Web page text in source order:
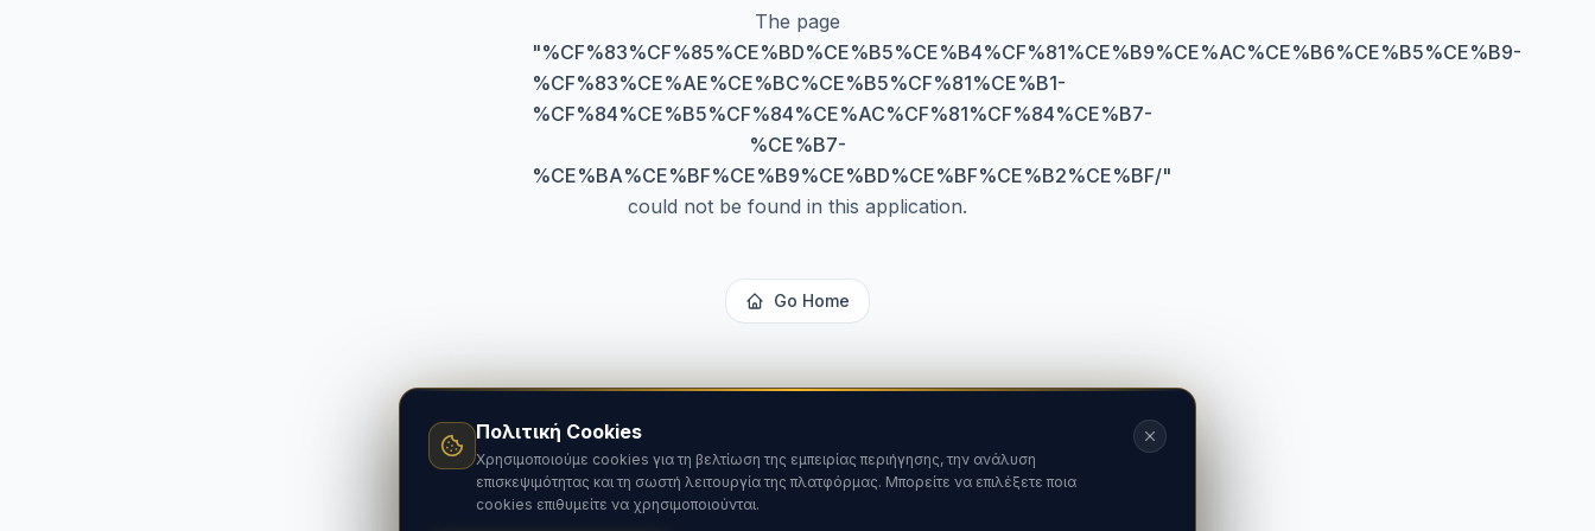
The page
"%CF%83%CF%85%CE%BD%CE%B5%CE%B4%CF%81%CE%B9%CE%AC%CE%B6%CE%B5%CE%B9-
%CF%83%CE%AE%CE%BC%CE%B5%CF%81%CE%B1-
%CF%84%CE%B5%CF%84%CE%AC%CF%81%CF%84%CE%B7-
%CE%B7-
%CE%BA%CE%BF%CE%B9%CE%BD%CE%BF%CE%B2%CE%BF/"
could not be found in this application.
Go Home
Πολιτική Cookies
Χρησιμοποιούμε cookies για τη βελτίωση της εμπειρίας περιήγησης, την ανάλυση
επισκεψιμότητας και τη σωστή λειτουργία της πλατφόρμας. Μπορείτε να επιλέξετε ποια
cookies επιθυμείτε να χρησιμοποιούνται.